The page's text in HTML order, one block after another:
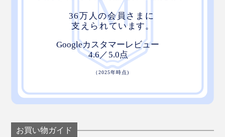
憶に残る贈り物になるはずです。
お買い物ガイド